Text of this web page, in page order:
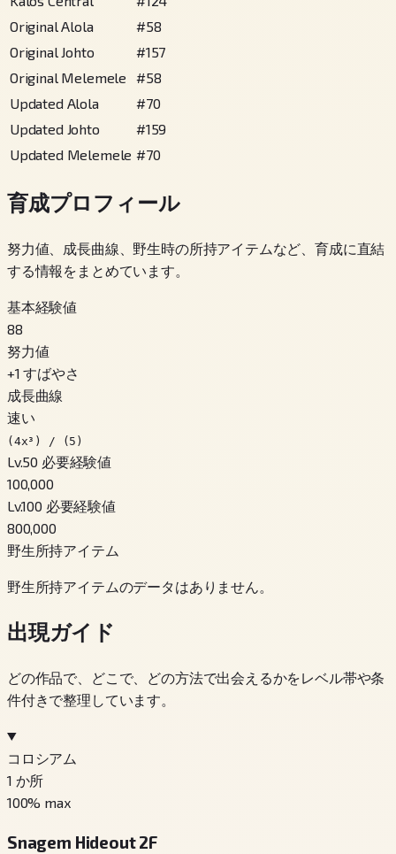
Original Alola
#58
Original Johto
#157
Original Melemele
#58
Updated Alola
#70
Updated Johto
#159
Updated Melemele #70
育成プロフィール
努力値、成長曲線、野生時の所持アイテムなど、育成に直結
する情報をまとめています。
基本経験値
88
努力値
+1 すばやさ
成長曲線
速い
(4x³) / (5)
Lv.50 必要経験値
100,000
Lv.100 必要経験値
800,000
野生所持アイテム
野生所持アイテムのデータはありません。
出現ガイド
どの作品で、どこで、どの方法で出会えるかをレベル帯や条
件付きで整理しています。
コロシアム
1 か所
100% max
Snagem Hideout 2F